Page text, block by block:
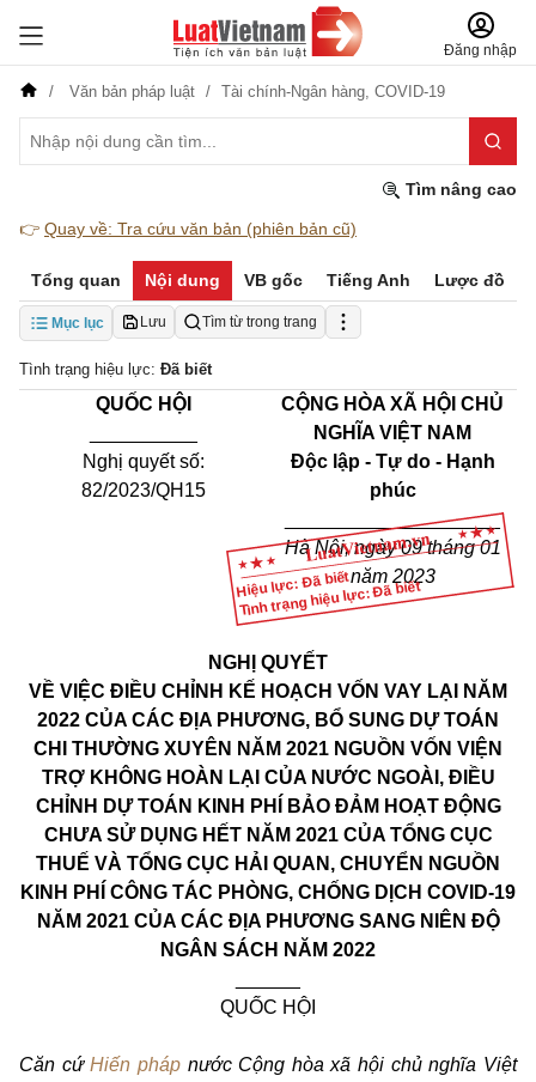
Đăng nhập
Văn bản pháp luật Tài chính-Ngân hàng, COVID-19
Tìm nâng cao
👉 Quay về: Tra cứu văn bản (phiên bản cũ)
Tổng quan Nội dung VB gốc Tiếng Anh Lược đồ
Mục lục Lưu Tìm từ trong trang
Tình trạng hiệu lực: Đã biết
Hiệu lực: Đã biết
Tình trạng hiệu lực: Đã biết
QUỐC HỘI
Nghị quyết số:
82/2023/QH15
CỘNG HÒA XÃ HỘI CHỦ
NGHĨA VIỆT NAM
Độc lập - Tự do - Hạnh
phúc
____________________
Hà Nội,ngày09tháng 01
năm 2023
NGHỊ QUYẾT
VỀ VIỆC ĐIỀU CHỈNH KẾ HOẠCH VỐN VAY LẠI NĂM
2022 CỦA CÁC ĐỊA PHƯƠNG, BỔ SUNG DỰ TOÁN
CHI THƯỜNG XUYÊN NĂM 2021 NGUỒN VỐN VIỆN
TRỢ KHÔNG HOÀN LẠI CỦA NƯỚC NGOÀI, ĐIỀU
CHỈNH DỰ TOÁN KINH PHÍ BẢO ĐẢM HOẠT ĐỘNG
CHƯA SỬ DỤNG HẾT NĂM 2021 CỦA TỔNG CỤC
THUẾ VÀ TỔNG CỤC HẢI QUAN, CHUYỂN NGUỒN
KINH PHÍ CÔNG TÁC PHÒNG, CHỐNG DỊCH COVID-19
NĂM 2021 CỦA CÁC ĐỊA PHƯƠNG SANG NIÊN ĐỘ
NGÂN SÁCH NĂM 2022
QUỐC HỘI
Căn cứHiến phápnước Cộng hòa xã hội chủ nghĩa Việt